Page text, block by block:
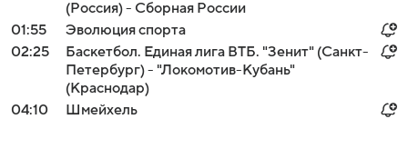
(Россия) - Сборная России
01:55
Эволюция спорта
02:25
Баскетбол. Единая лига ВТБ. "Зенит" (Санкт-
Петербург) - "Локомотив-Кубань"
(Краснодар)
04:10
Шмейхель